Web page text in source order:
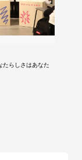
たらしさはあなた